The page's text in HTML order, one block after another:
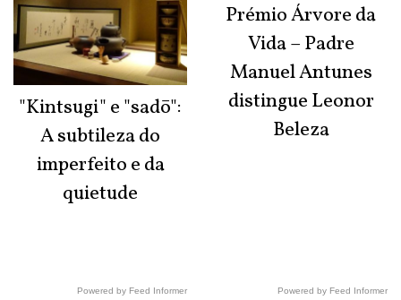
"Kintsugi" e "sadō":
A subtileza do
imperfeito e da
quietude
Powered by Feed Informer
Prémio Árvore da
Vida – Padre
Manuel Antunes
distingue Leonor
Beleza
Powered by Feed Informer